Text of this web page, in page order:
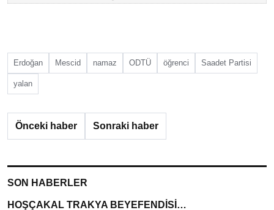
Erdoğan Mescid namaz ODTÜ öğrenci Saadet Partisi
yalan
Önceki haber Sonraki haber
SON HABERLER
HOŞÇAKAL TRAKYA BEYEFENDİSİ…